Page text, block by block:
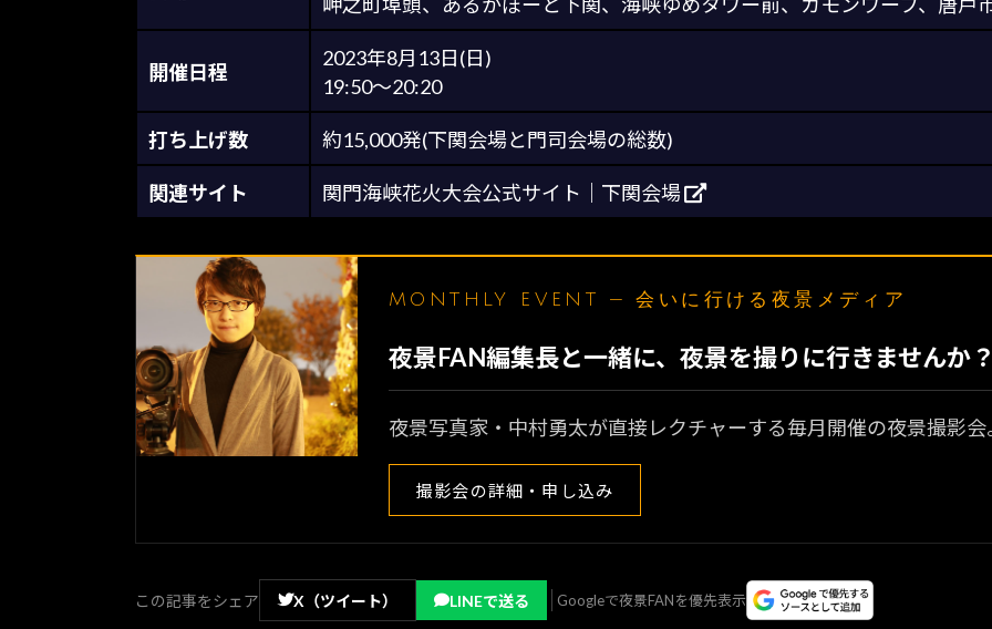
開催日程
2023年8月13日(日)
19:50～20:20
打ち上げ数 約15,000発(下関会場と門司会場の総数)
関連サイト 関門海峡花火大会公式サイト｜下関会場
MONTHLY EVENT — 会いに行ける夜景メディア
夜景FAN編集長と一緒に、夜景を撮りに行きませんか
夜景写真家・中村勇太が直接レクチャーする毎月開催の夜景撮影
撮影会の詳細・申し込み
この記事をシェア X（ツイート） LINEで送る Googleで夜景FANを優先表示